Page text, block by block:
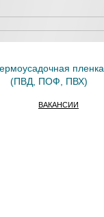
пленка
(ПВД, ПОФ, ПВХ)
ВАКАНСИИ